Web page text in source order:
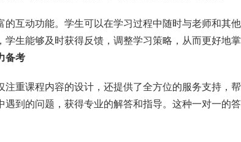
的互动功能。学生可以在学习过程中随时与老师和其
生能够及时获得反馈，调整学习策略，从而更好地掌
备考
注重课程内容的设计，还提供了全方位的服务支持，
遇到的问题，获得专业的解答和指导。这种一对一的